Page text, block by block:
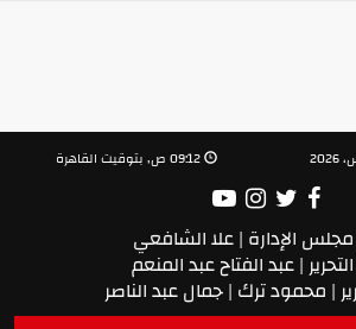
09:12 ص, بتوقيت القاهرة
الإدارة | علا الشافعي
| عبد الفتاح عبد المنعم
| محمود ترك | جمال عبد الناصر